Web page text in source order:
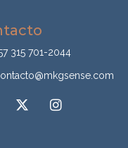
315 701-2044